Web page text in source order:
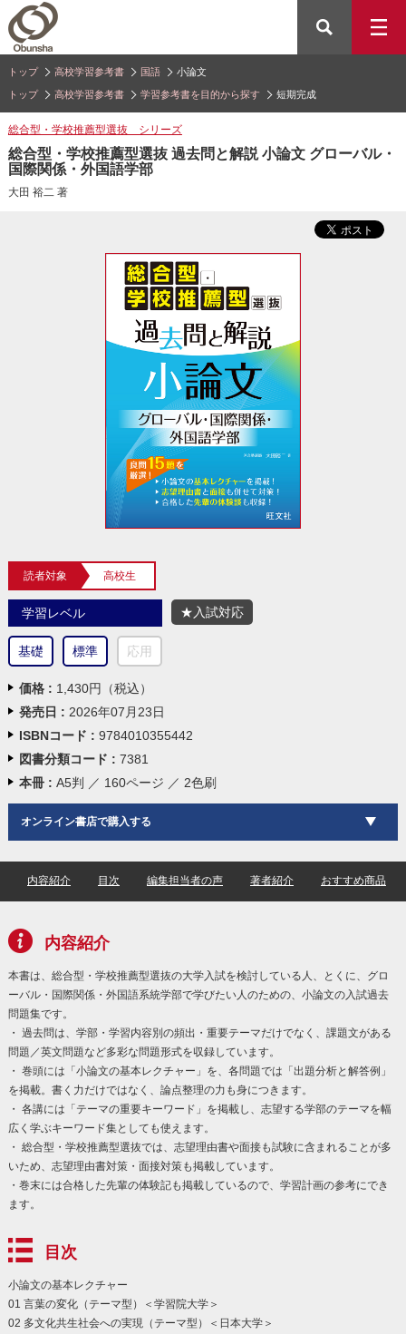
トップ 高校学習参考書 国語 小論文
トップ 高校学習参考書 学習参考書を目的から探す 短期完成
総合型・学校推薦型選抜 シリーズ
総合型・学校推薦型選抜 過去問と解説 小論文 グローバル・
国際関係・外国語学部
大田 裕二 著
読者対象 高校生
学習レベル
基礎 標準 応用
★入試対応
価格 : 1,430円（税込）
発売日 : 2026年07月23日
ISBNコード : 9784010355442
図書分類コード : 7381
本冊 : A5判 ／ 160ページ ／ 2色刷
オンライン書店で購入する
内容紹介 目次 編集担当者の声 著者紹介 おすすめ商品
内容紹介
本書は、総合型・学校推薦型選抜の大学入試を検討している人、とくに、グロ
ーバル・国際関係・外国語系統学部で学びたい人のための、小論文の入試過去
問題集です。
・ 過去問は、学部・学習内容別の頻出・重要テーマだけでなく、課題文がある
問題／英文問題など多彩な問題形式を収録しています。
・ 巻頭には「小論文の基本レクチャー」を、各問題では「出題分析と解答例」
を掲載。書く力だけではなく、論点整理の力も身につきます。
・ 各講には「テーマの重要キーワード」を掲載し、志望する学部のテーマを幅
広く学ぶキーワード集としても使えます。
・ 総合型・学校推薦型選抜では、志望理由書や面接も試験に含まれることが多
いため、志望理由書対策・面接対策も掲載しています。
・巻末には合格した先輩の体験記も掲載しているので、学習計画の参考にでき
ます。
目次
小論文の基本レクチャー
01 言葉の変化（テーマ型）＜学習院大学＞
02 多文化共生社会への実現（テーマ型）＜日本大学＞